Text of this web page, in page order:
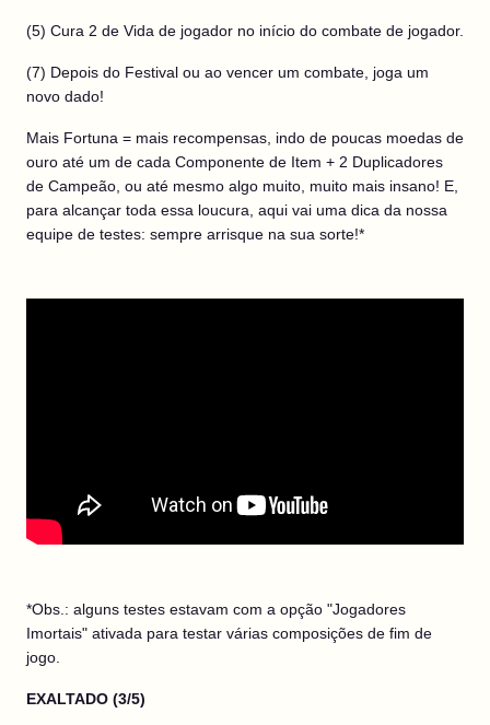
(5) Cura 2 de Vida de jogador no início do combate de jogador.
(7) Depois do Festival ou ao vencer um combate, joga um
novo dado!
Mais Fortuna = mais recompensas, indo de poucas moedas de
ouro até um de cada Componente de Item + 2 Duplicadores
de Campeão, ou até mesmo algo muito, muito mais insano! E,
para alcançar toda essa loucura, aqui vai uma dica da nossa
equipe de testes: sempre arrisque na sua sorte!*
*Obs.: alguns testes estavam com a opção "Jogadores
Imortais" ativada para testar várias composições de fim de
jogo.
EXALTADO (3/5)